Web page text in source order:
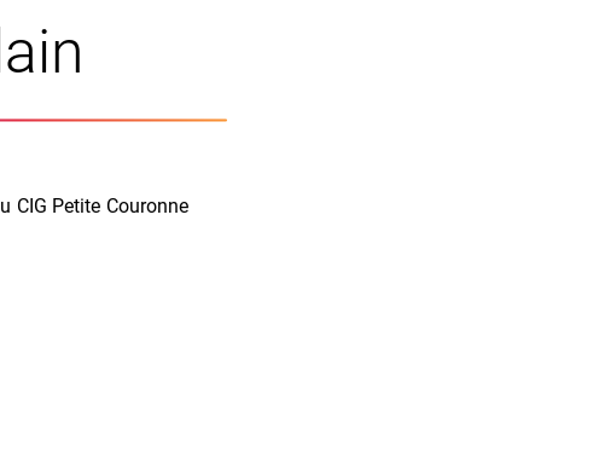
CIG Petite Couronne